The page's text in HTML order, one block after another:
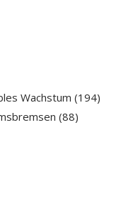
Wachstum (194)
(88)